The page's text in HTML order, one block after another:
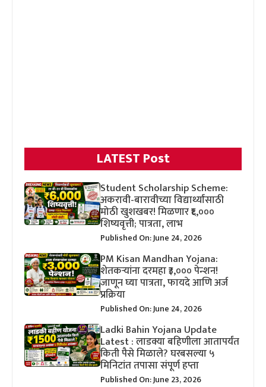
LATEST Post
Student Scholarship Scheme:
अकरावी-बारावीच्या विद्यार्थ्यांसाठी
मोठी खुशखबर! मिळणार ₹६,०००
शिष्यवृत्ती; पात्रता, लाभ
Published On: June 24, 2026
PM Kisan Mandhan Yojana:
शेतकऱ्यांना दरमहा ₹३,००० पेन्शन!
जाणून घ्या पात्रता, फायदे आणि अर्ज
प्रक्रिया
Published On: June 24, 2026
Ladki Bahin Yojana Update
Latest : लाडक्या बहिणीला आतापर्यंत
किती पैसे मिळाले? घरबसल्या ५
मिनिटांत तपासा संपूर्ण हप्ता
Published On: June 23, 2026